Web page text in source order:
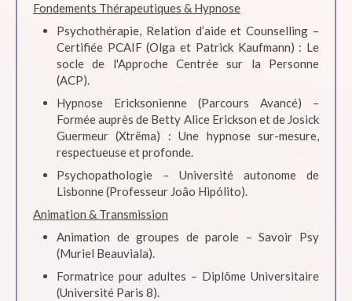
Fondements Thérapeutiques & Hypnose
Psychothérapie, Relation d’aide et Counselling –
Certifiée PCAIF (Olga et Patrick Kaufmann) : Le
socle de l'Approche Centrée sur la Personne
(ACP).
Hypnose Ericksonienne (Parcours Avancé) –
Formée auprès de Betty Alice Erickson et de Josick
Guermeur (Xtrëma) : Une hypnose sur-mesure,
respectueuse et profonde.
Psychopathologie – Université autonome de
Lisbonne (Professeur Joâo Hipólito).
Animation & Transmission
Animation de groupes de parole – Savoir Psy
(Muriel Beauviala).
Formatrice pour adultes – Diplôme Universitaire
(Université Paris 8).